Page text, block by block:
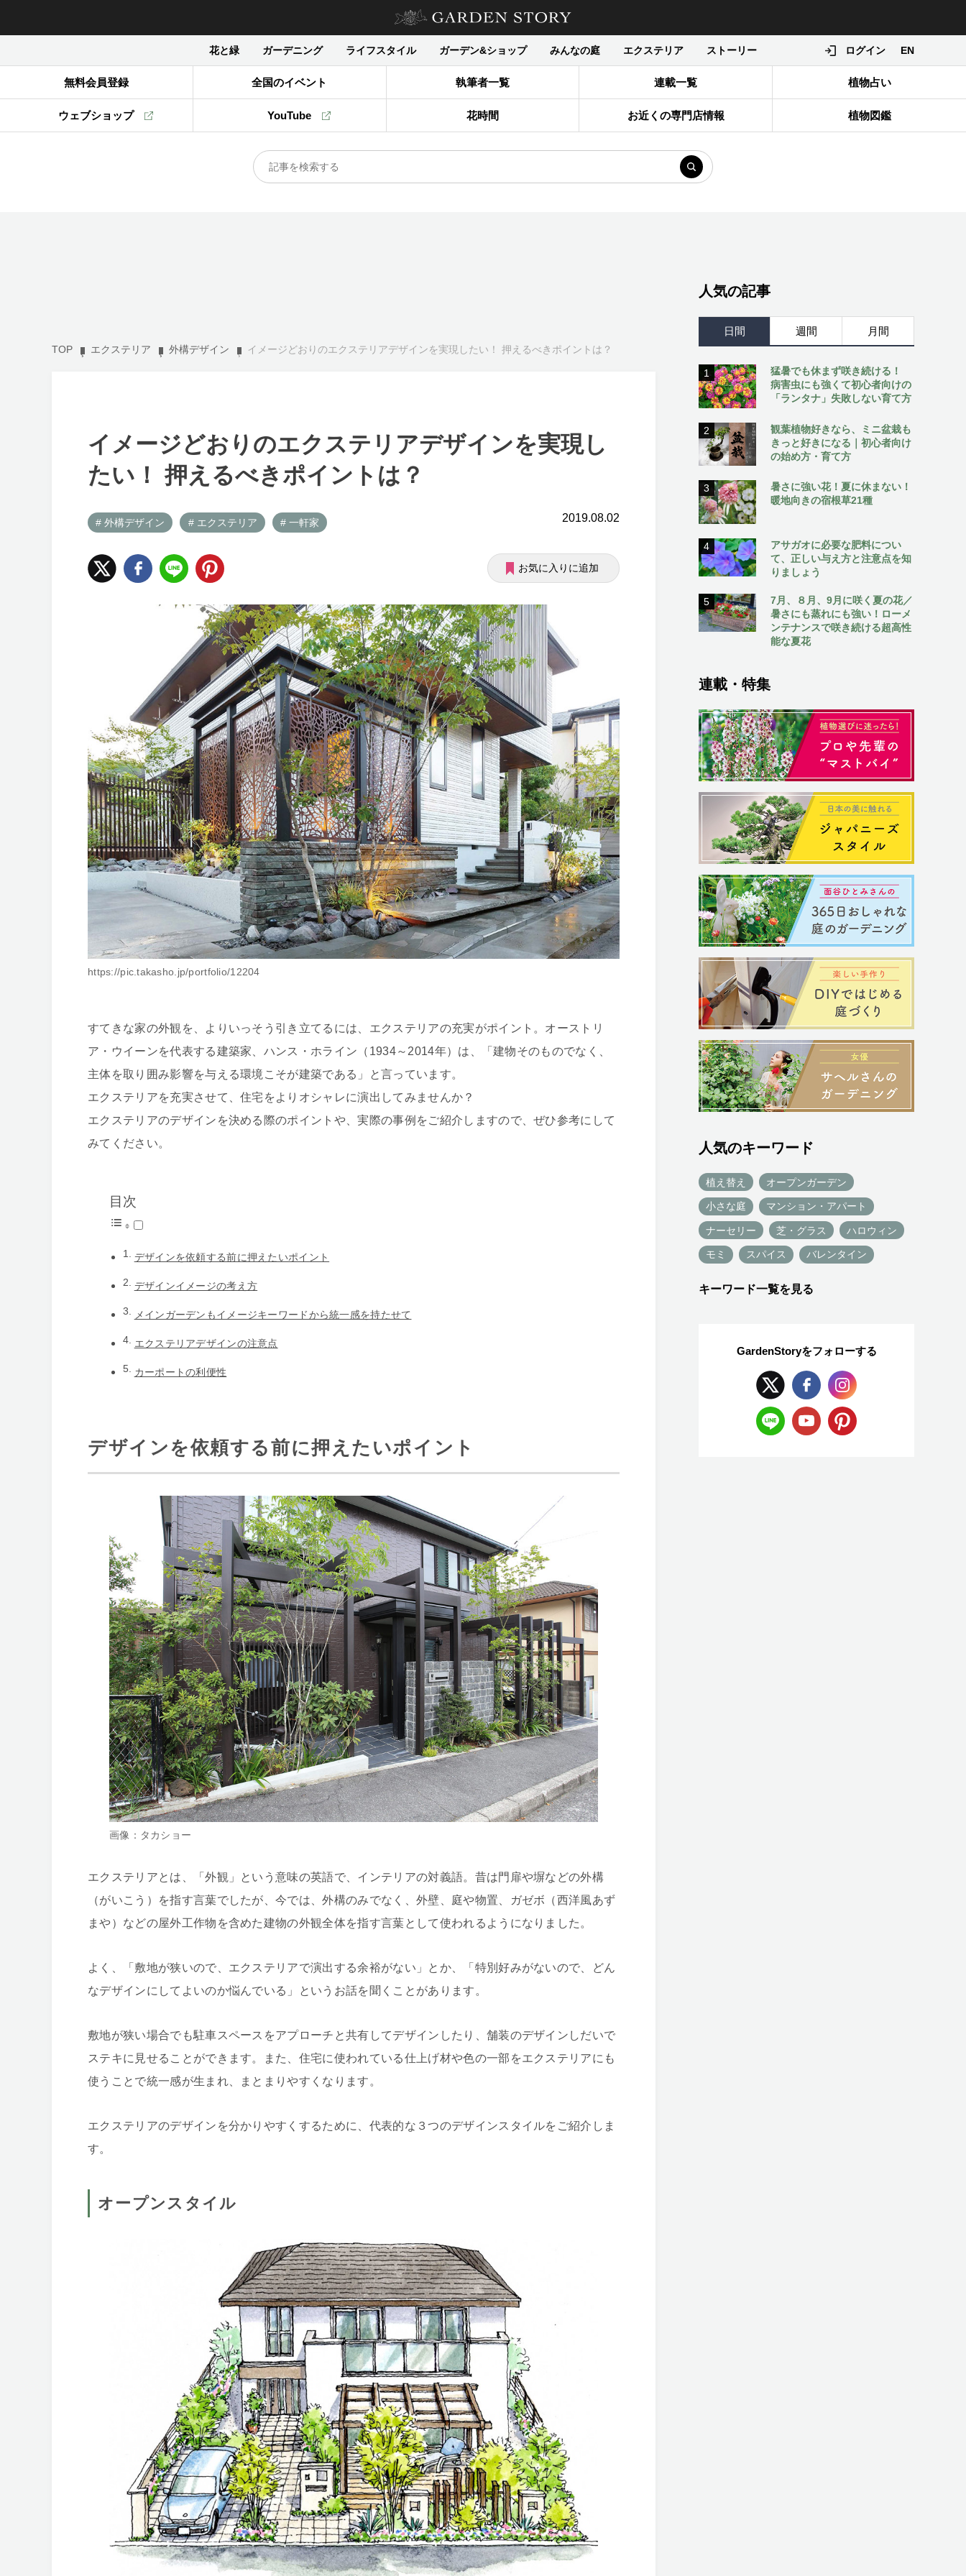
花と緑 ガーデニング ライフスタイル ガーデン&ショップ みんなの庭 エクステリア ストーリー ログイン EN
無料会員登録 全国のイベント 執筆者一覧 連載一覧 植物占い
ウェブショップ YouTube 花時間 お近くの専門店情報 植物図鑑
TOP エクステリア 外構デザイン イメージどおりのエクステリアデザインを実現したい！ 押えるべきポイントは？
イメージどおりのエクステリアデザインを実現し
たい！ 押えるべきポイントは？
# 外構デザイン # エクステリア # 一軒家 2019.08.02
お気に入りに追加
https://pic.takasho.jp/portfolio/12204
すてきな家の外観を、よりいっそう引き立てるには、エクステリアの充実がポイント。オーストリ
ア・ウイーンを代表する建築家、ハンス・ホライン（1934～2014年）は、「建物そのものでなく、
主体を取り囲み影響を与える環境こそが建築である」と言っています。
エクステリアを充実させて、住宅をよりオシャレに演出してみませんか？
エクステリアのデザインを決める際のポイントや、実際の事例をご紹介しますので、ぜひ参考にして
みてください。
目次
デザインを依頼する前に押えたいポイント
デザインイメージの考え方
メインガーデンもイメージキーワードから統一感を持たせて
エクステリアデザインの注意点
カーポートの利便性
デザインを依頼する前に押えたいポイント
画像：タカショー
エクステリアとは、「外観」という意味の英語で、インテリアの対義語。昔は門扉や塀などの外構
（がいこう）を指す言葉でしたが、今では、外構のみでなく、外壁、庭や物置、ガゼボ（西洋風あず
まや）などの屋外工作物を含めた建物の外観全体を指す言葉として使われるようになりました。
よく、「敷地が狭いので、エクステリアで演出する余裕がない」とか、「特別好みがないので、どん
なデザインにしてよいのか悩んでいる」というお話を聞くことがあります。
敷地が狭い場合でも駐車スペースをアプローチと共有してデザインしたり、舗装のデザインしだいで
ステキに見せることができます。また、住宅に使われている仕上げ材や色の一部をエクステリアにも
使うことで統一感が生まれ、まとまりやすくなります。
エクステリアのデザインを分かりやすくするために、代表的な３つのデザインスタイルをご紹介しま
す。
オープンスタイル
人気の記事
日間 週間 月間
1
猛暑でも休まず咲き続ける！
病害虫にも強くて初心者向けの
「ランタナ」失敗しない育て方
2
観葉植物好きなら、ミニ盆栽も
きっと好きになる｜初心者向け
の始め方・育て方
3
暑さに強い花！夏に休まない！
暖地向きの宿根草21種
4
アサガオに必要な肥料につい
て、正しい与え方と注意点を知
りましょう
5
7月、８月、9月に咲く夏の花／
暑さにも蒸れにも強い！ローメ
ンテナンスで咲き続ける超高性
能な夏花
連載・特集
人気のキーワード
植え替え オープンガーデン
小さな庭 マンション・アパート
ナーセリー 芝・グラス ハロウィン
モミ スパイス バレンタイン
キーワード一覧を見る
GardenStoryをフォローする